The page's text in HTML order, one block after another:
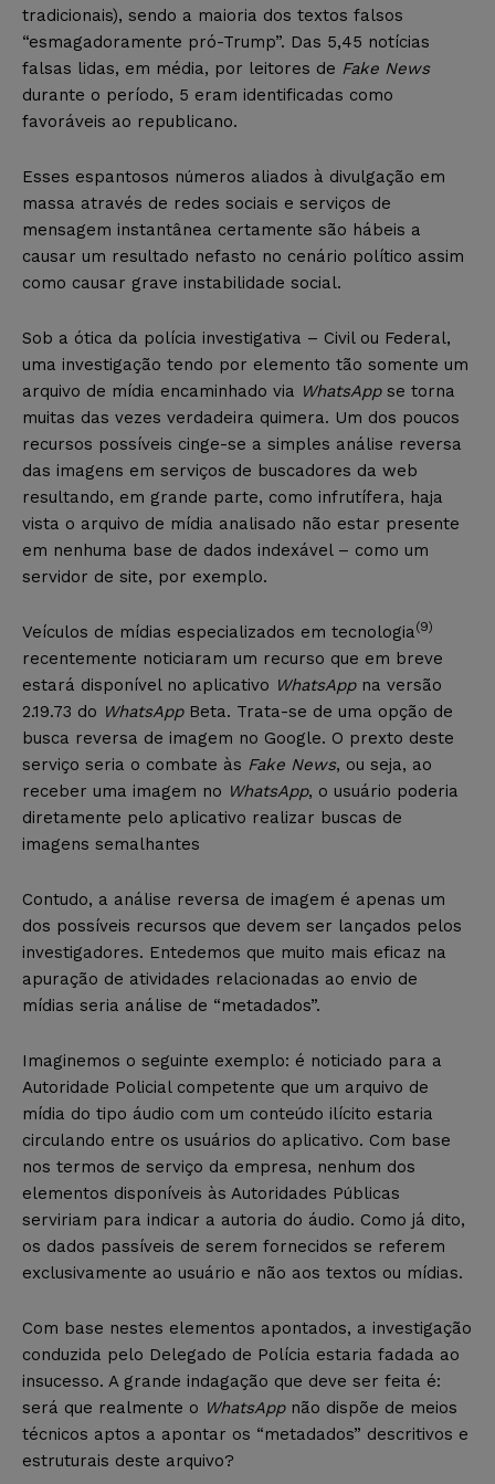
tradicionais), sendo a maioria dos textos falsos
“esmagadoramente pró-Trump”. Das 5,45 notícias
falsas lidas, em média, por leitores de Fake News
durante o período, 5 eram identificadas como
favoráveis ao republicano.
Esses espantosos números aliados à divulgação em
massa através de redes sociais e serviços de
mensagem instantânea certamente são hábeis a
causar um resultado nefasto no cenário político assim
como causar grave instabilidade social.
Sob a ótica da polícia investigativa – Civil ou Federal,
uma investigação tendo por elemento tão somente um
arquivo de mídia encaminhado via WhatsAppse torna
muitas das vezes verdadeira quimera. Um dos poucos
recursos possíveis cinge-se a simples análise reversa
das imagens em serviços de buscadores da web
resultando, em grande parte, como infrutífera, haja
vista o arquivo de mídia analisado não estar presente
em nenhuma base de dados indexável – como um
servidor de site, por exemplo.
Veículos de mídias especializados em tecnologia (9)
recentemente noticiaram um recurso que em breve
estará disponível no aplicativo WhatsAppna versão
2.19.73 do WhatsAppBeta. Trata-se de uma opção de
busca reversa de imagem no Google. O prexto deste
serviço seria o combate às Fake News, ou seja, ao
receber uma imagem no WhatsApp, o usuário poderia
diretamente pelo aplicativo realizar buscas de
imagens semalhantes
Contudo, a análise reversa de imagem é apenas um
dos possíveis recursos que devem ser lançados pelos
investigadores. Entedemos que muito mais eficaz na
apuração de atividades relacionadas ao envio de
mídias seria análise de “metadados”.
Imaginemos o seguinte exemplo: é noticiado para a
Autoridade Policial competente que um arquivo de
mídia do tipo áudio com um conteúdo ilícito estaria
circulando entre os usuários do aplicativo. Com base
nos termos de serviço da empresa, nenhum dos
elementos disponíveis às Autoridades Públicas
serviriam para indicar a autoria do áudio. Como já dito,
os dados passíveis de serem fornecidos se referem
exclusivamente ao usuário e não aos textos ou mídias.
Com base nestes elementos apontados, a investigação
conduzida pelo Delegado de Polícia estaria fadada ao
insucesso. A grande indagação que deve ser feita é:
será que realmente o WhatsAppnão dispõe de meios
técnicos aptos a apontar os “metadados” descritivos e
estruturais deste arquivo?